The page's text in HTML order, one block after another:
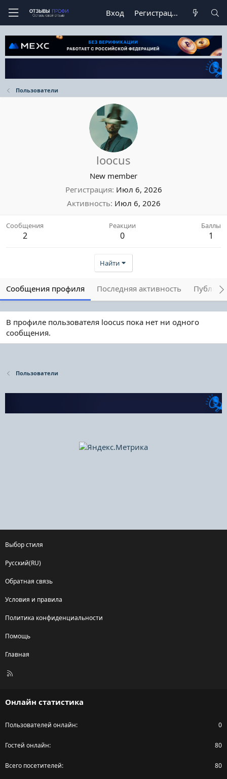
Вход Регистрация
Пользователи
loocus
New member
Регистрация Июл 6, 2026
Активность Июл 6, 2026
Сообщения
2
Реакции
0
Баллы
1
Найти
Сообщения профиля Последняя активность
В профиле пользователя loocus пока нет ни одного
сообщения.
Пользователи
Выбор стиля
Русский(RU)
Обратная связь
Условия и правила
Политика конфиденциальности
Помощь
Главная
R
Онлайн статистика
Пользователей онлайн 0
Гостей онлайн 80
Всего посетителей 80